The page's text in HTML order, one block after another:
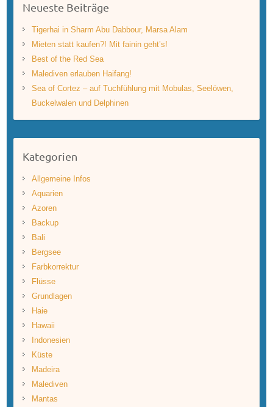
Neueste Beiträge
Tigerhai in Sharm Abu Dabbour, Marsa Alam
Mieten statt kaufen?! Mit fainin geht’s!
Best of the Red Sea
Malediven erlauben Haifang!
Sea of Cortez – auf Tuchfühlung mit Mobulas, Seelöwen,
Buckelwalen und Delphinen
Kategorien
Allgemeine Infos
Aquarien
Azoren
Backup
Bali
Bergsee
Farbkorrektur
Flüsse
Grundlagen
Haie
Hawaii
Indonesien
Küste
Madeira
Malediven
Mantas